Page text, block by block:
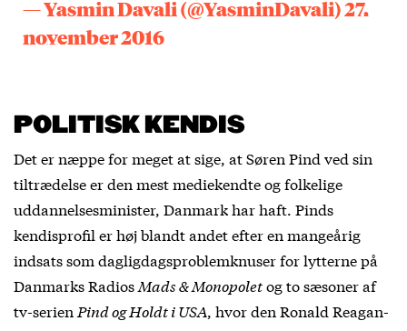
— Yasmin Davali (@YasminDavali)27.
november 2016
POLITISK KENDIS
Det er næppe for meget at sige, at Søren Pind ved sin
tiltrædelse er den mest mediekendte og folkelige
uddannelsesminister, Danmark har haft. Pinds
kendisprofil er høj blandt andet efter en mangeårig
indsats som dagligdagsproblemknuser for lytterne på
Danmarks Radios Mads & Monopoletog to sæsoner af
tv-serien Pind og Holdt i USA , hvor den Ronald Reagan-